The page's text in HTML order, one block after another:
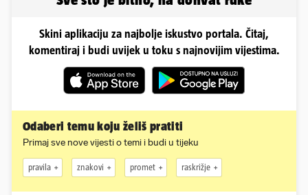
Skini aplikaciju za najbolje iskustvo portala. Čitaj,
komentiraj i budi uvijek u toku s najnovijim vijestima.
Odaberi temu koju želiš pratiti
Primaj sve nove vijesti o temi i budi u tijeku
pravila znakovi promet raskrižje